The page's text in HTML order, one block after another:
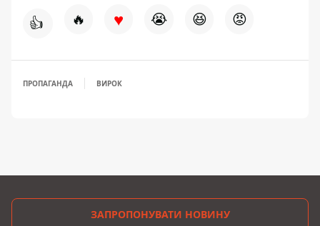
👍 🔥 ♥ 😭 😆 😡
ПРОПАГАНДА ВИРОК
ЗАПРОПОНУВАТИ НОВИНУ